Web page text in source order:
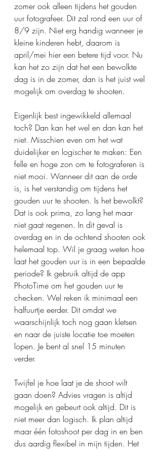
zomer ook alleen tijdens het gouden
uur fotografeer. Dit zal rond een uur of
8/9 zijn. Niet erg handig wanneer je
kleine kinderen hebt, daarom is
april/mei hier een betere tijd voor. Nu
kan het zo zijn dat het een bewolkte
dag is in de zomer, dan is het juist wel
mogelijk om overdag te shooten.
Eigenlijk best ingewikkeld allemaal
toch? Dan kan het wel en dan kan het
niet. Misschien even om het wat
duidelijker en logischer te maken: Een
felle en hoge zon om te fotograferen is
niet mooi. Wanneer dit aan de orde
is, is het verstandig om tijdens het
gouden uur te shooten. Is het bewolkt?
Dat is ook prima, zo lang het maar
niet gaat regenen. In dit geval is
overdag en in de ochtend shooten ook
helemaal top. Wil je graag weten hoe
laat het gouden uur is in een bepaalde
periode? Ik gebruik altijd de app
PhotoTime om het gouden uur te
checken. Wel reken ik minimaal een
halfuurtje eerder. Dit omdat we
waarschijnlijk toch nog gaan kletsen
en naar de juiste locatie toe moeten
lopen. Je bent al snel 15 minuten
verder.
Twijfel je hoe laat je de shoot wilt
gaan doen? Advies vragen is altijd
mogelijk en gebeurt ook altijd. Dit is
niet meer dan logisch. Ik plan altijd
maar één fotoshoot per dag in en ben
dus aardig flexibel in mijn tijden. Het